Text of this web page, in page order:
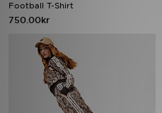
Football T-Shirt
750.00kr